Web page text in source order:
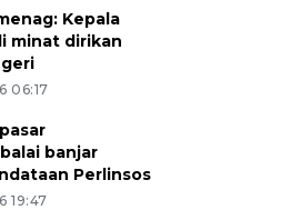
Kepala
minat dirikan
06:17
banjar
Perlinsos
19:47